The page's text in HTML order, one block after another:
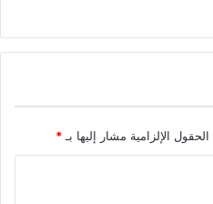
الحقول الإلزامية مشار إليها بـ *